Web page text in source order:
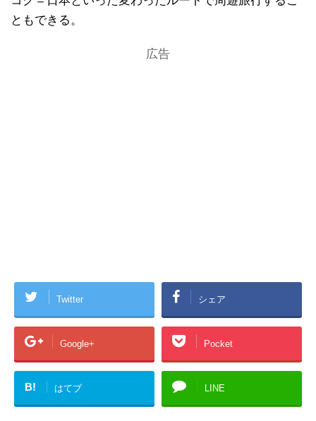
ともできる。
広告
Twitter シェア
Google+ Pocket
B! はてブ LINE